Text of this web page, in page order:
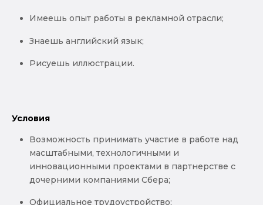
Имеешь опыт работы в рекламной отрасли;
Знаешь английский язык;
Рисуешь иллюстрации.
Условия
Возможность принимать участие в работе над
масштабными, технологичными и
инновационными проектами в партнерстве с
дочерними компаниями Сбера;
Официальное трудоустройство;